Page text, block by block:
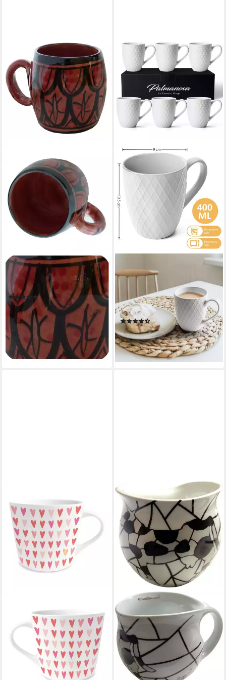
SIMANDRA
Tasse Keramiktasse Groß,
Keramik, handarbeit
(1)
12,90 €
lieferbar - in 5-6 Werktagen bei dir
Tasse 6 x 400 ml –
Kaffeetassen Set / Becher–
Moderne Keramik Matt, 6-tlg.,
Keramik
(37)
39,99 €
lieferbar - in 3-4 Werktagen bei dir
+1